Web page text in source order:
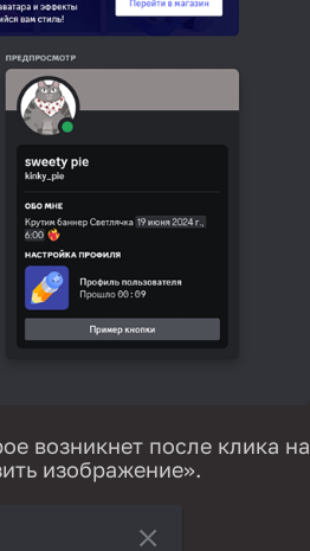
возникнет после клика на
изображение».